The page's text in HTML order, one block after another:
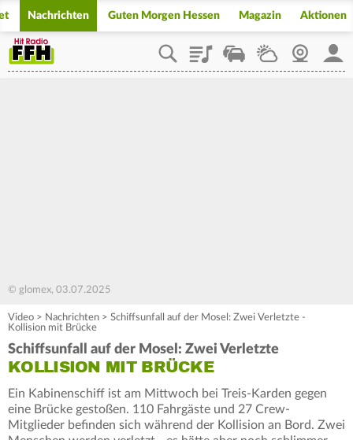
Nachrichten Guten Morgen Hessen Magazin Aktionen
PlaylistStaupilotWetterWebcam
© glomex, 03.07.2025
Video > Nachrichten > Schiffsunfall auf der Mosel: Zwei Verletzte -
Kollision mit Brücke
Schiffsunfall auf der Mosel: Zwei Verletzte
KOLLISION MIT BRÜCKE
Ein Kabinenschiff ist am Mittwoch bei Treis-Karden gegen
eine Brücke gestoßen. 110 Fahrgäste und 27 Crew-
Mitglieder befinden sich während der Kollision an Bord. Zwei